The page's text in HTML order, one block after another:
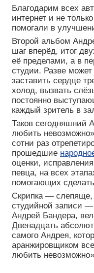
Благодарим всех
интернет и не
помогали в
Второй альбом
шаг вперёд, итог
её пределами, а в
студии. Разве
заставить сердце
холод, вызвать
постоянно
каждый зритель в
Таков сегодняшний
любить
сотни раз
прошедшие
оценки,
певца, на всех
помогающих
Скрипка — слепяще,
студийной записи —
Андрей Бандера,
Двенадцать
самого Андрея,
аранжировщиком
любить